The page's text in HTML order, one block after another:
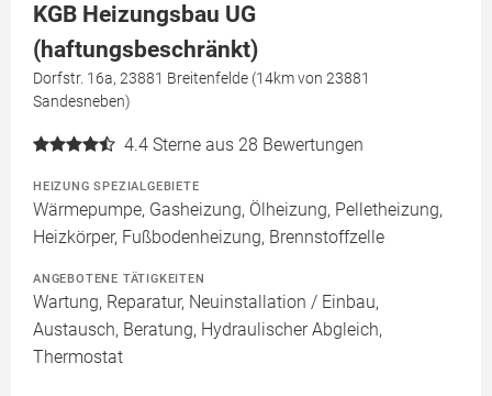
KGB Heizungsbau UG
(haftungsbeschränkt)
Dorfstr. 16a, 23881 Breitenfelde (14km von 23881
Sandesneben)
4.4 Sterne aus 28 Bewertungen
HEIZUNG SPEZIALGEBIETE
Wärmepumpe, Gasheizung, Ölheizung, Pelletheizung,
Heizkörper, Fußbodenheizung, Brennstoffzelle
ANGEBOTENE TÄTIGKEITEN
Wartung, Reparatur, Neuinstallation / Einbau,
Austausch, Beratung, Hydraulischer Abgleich,
Thermostat